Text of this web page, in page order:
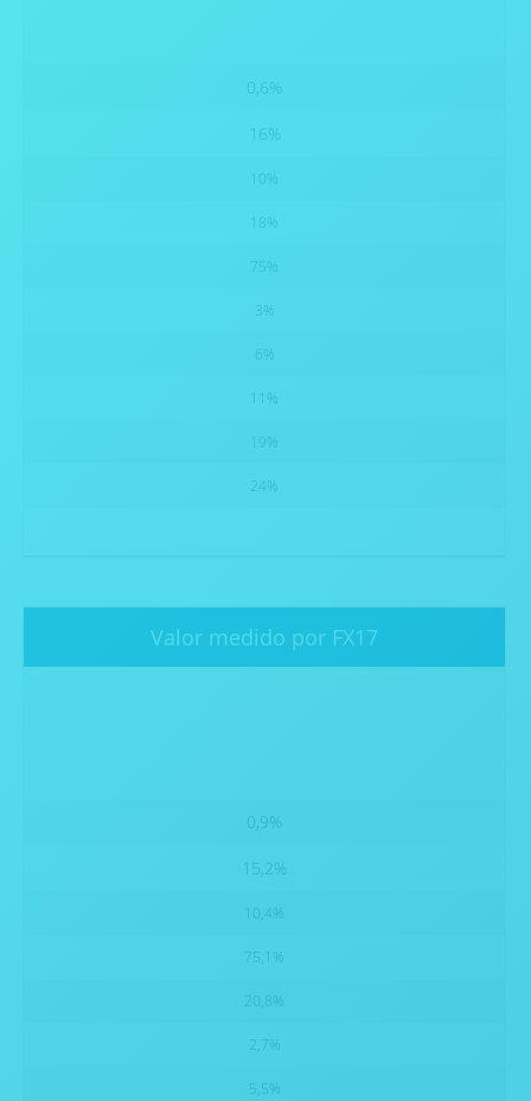
0,6%
16%
10%
18%
75%
3%
6%
11%
19%
24%
Valor medido por FX17
0,9%
15,2%
10,4%
75,1%
20,8%
2,7%
5,5%